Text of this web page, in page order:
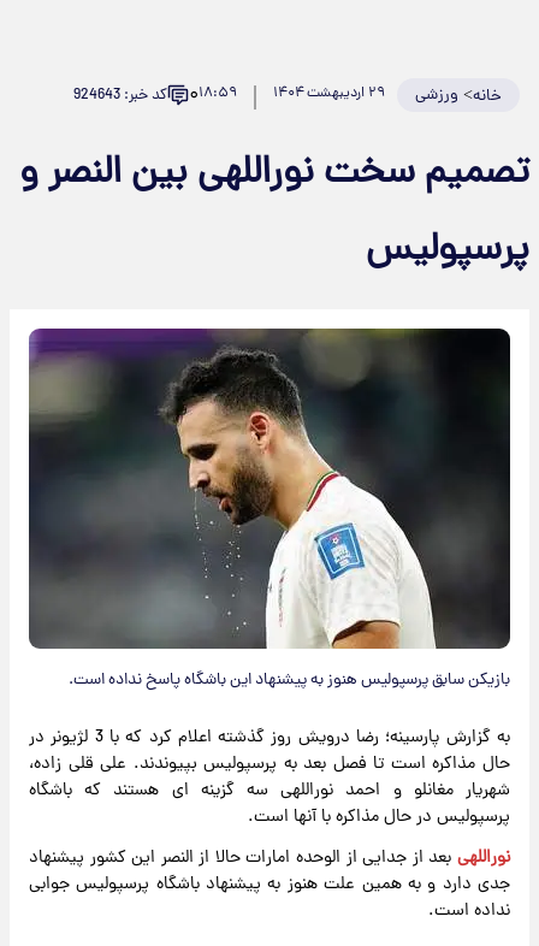
خانه> ورزشی ۲۹ اردیبهشت ۱۴۰۴ ۱۸:۵۹۰ کد خبر: 924643
تصمیم سخت نوراللهی بین النصر و
پرسپولیس
بازیکن سابق پرسپولیس هنوز به پیشنهاد این باشگاه پاسخ نداده است.
به گزارش پارسینه؛ رضا درویش روز گذشته اعلام کرد که با 3 لژیونر در
حال مذاکره است تا فصل بعد به پرسپولیس بپیوندند. علی قلی زاده،
شهریار مغانلو و احمد نوراللهی سه گزینه ای هستند که باشگاه
پرسپولیس در حال مذاکره با آنها است.
نوراللهی بعد از جدایی از الوحده امارات حالا از النصر این کشور پیشنهاد
جدی دارد و به همین علت هنوز به پیشنهاد باشگاه پرسپولیس جوابی
نداده است.